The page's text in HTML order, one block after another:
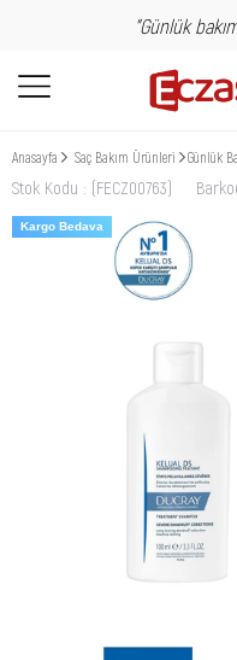
"Günlük
Anasayfa Saç Bakım Ürünleri Günlük
Stok Kodu (FECZ00763)
Kargo Bedava